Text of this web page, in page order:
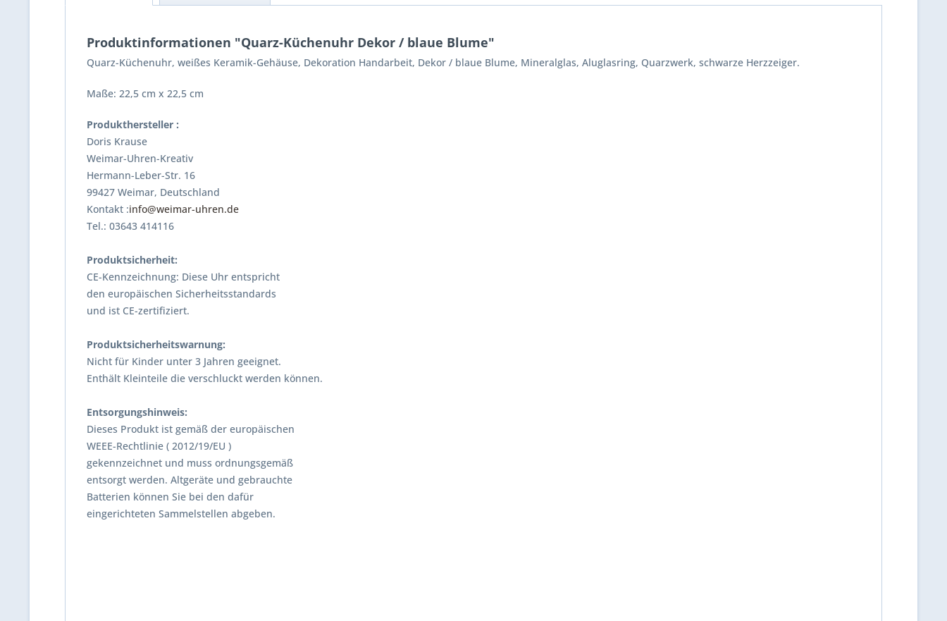
Produktinformationen "Quarz-Küchenuhr Dekor / blaue Blume"
Quarz-Küchenuhr, weißes Keramik-Gehäuse, Dekoration Handarbeit, Dekor / blaue Blume, Mineralglas, Aluglasring, Quarzwerk, schwarze Herzzeiger.
Maße: 22,5 cm x 22,5 cm
Produkthersteller :
Doris Krause
Weimar-Uhren-Kreativ
Hermann-Leber-Str. 16
99427 Weimar, Deutschland
Kontakt :info@weimar-uhren.de
Tel.: 03643 414116
Produktsicherheit:
CE-Kennzeichnung: Diese Uhr entspricht
den europäischen Sicherheitsstandards
und ist CE-zertifiziert.
Produktsicherheitswarnung:
Nicht für Kinder unter 3 Jahren geeignet.
Enthält Kleinteile die verschluckt werden können.
Entsorgungshinweis:
Dieses Produkt ist gemäß der europäischen
WEEE-Rechtlinie ( 2012/19/EU )
gekennzeichnet und muss ordnungsgemäß
entsorgt werden. Altgeräte und gebrauchte
Batterien können Sie bei den dafür
eingerichteten Sammelstellen abgeben.